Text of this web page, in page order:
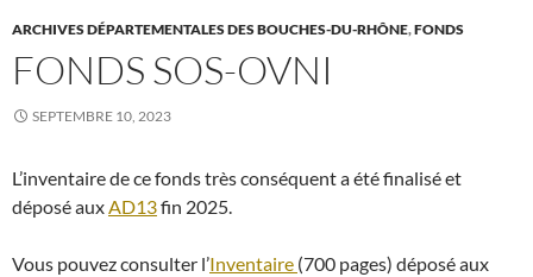
ARCHIVES DÉPARTEMENTALES DES BOUCHES-DU-RHÔNE,FONDS
FONDS SOS-OVNI
SEPTEMBRE 10, 2023
L’inventaire de ce fonds très conséquent a été finalisé et
déposé auxAD13fin 2025.
Vous pouvez consulter l’Inventaire (700 pages) déposé aux